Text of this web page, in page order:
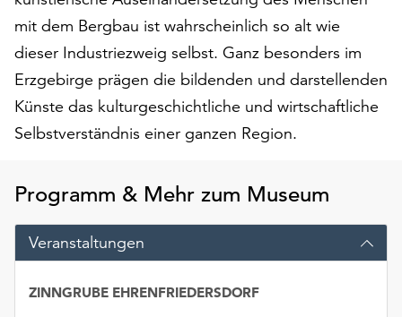
Verfügung.
Funktionale
Cookies
werden
auch
ohne
weiterhin
ausgeführt.
Möchten
die
mit dem Bergbau ist wahrscheinlich so alt wie
dieser Industriezweig selbst. Ganz besonders im
Erzgebirge prägen die bildenden und darstellenden
Künste das kulturgeschichtliche und wirtschaftliche
Selbstverständnis einer ganzen Region.
Programm & Mehr zum Museum
Veranstaltungen
ZINNGRUBE EHRENFRIEDERSDORF